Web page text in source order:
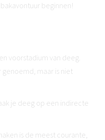
beginnen!
voorstadium van deeg.
maar is niet
je deeg op een indirecte
is de meest courante,